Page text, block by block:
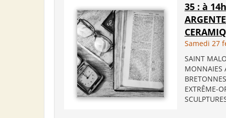
35 : à
Samedi 27
SAINT
MONNAIES
EXTRÊME-